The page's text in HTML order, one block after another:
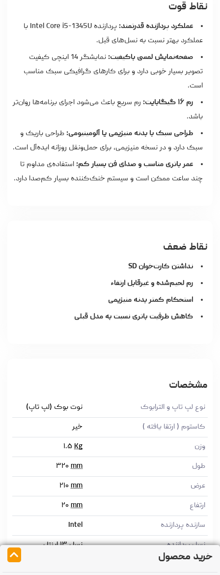
خرید محصول
نقاط قوت
عملکرد پردازنده قدرتمند:
پردازنده Intel Core i5-1345U با
عملکرد بهتر نسبت به نسل‌های قبل.
صفحه‌نمایش لمسی باکیفیت:
نمایشگر 14 اینچی کیفیت
تصویر بسیار خوبی دارد و برای کارهای گرافیکی سبک مناسب
است.
رم ۱۶ گیگابایت:
رم سریع باعث می‌شود اجرای برنامه‌ها روان‌تر
باشد.
طراحی سبک با بدنه منیزیمی یا آلومینیومی: طراحی باریک و
سبک دارد و در نسخه منیزیمی، برای حمل‌ونقل روزانه ایده‌آل است.
عمر باتری مناسب و صدای فن بسیار کم: استفاده‌ی مداوم تا
چند ساعت ممکن است و سیستم خنک‌کننده بسیار کم‌صدا دارد.
نقاط ضعف
نداشتن کارت‌خوان SD
رم لحیم‌شده و غیرقابل ارتقاء
استحکام کمتر بدنه منیزیمی
کاهش ظرفیت باتری نسبت به مدل قبلی
مشخصات
نوع لپ تاپ و الترابوک
نوت بوک (لپ تاپ)
کاستوم ( ارتقا یافته )
خیر
وزن
۱.۵ Kg
طول
۳۲۰ mm
عرض
۲۱۰ mm
ارتفاع
۲۰ mm
سازنده پردازنده
Intel
نسل پردازنده
نسل ۱۳ اینتل
سری پردازنده